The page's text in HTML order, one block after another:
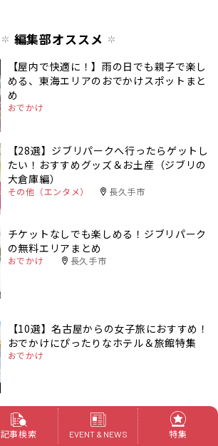
編集部オススメ
【屋内で快適に！】雨の日でも親子で楽し
める、東海エリアのおでかけスポットまと
め
おでかけ
【28選】ジブリパークへ行ったらゲットし
たい！おすすめグッズ＆お土産（ジブリの
大倉庫編）
その他（エンタメ） 長久手市
チケットなしでも楽しめる！ジブリパーク
の無料エリアまとめ
おでかけ 長久手市
【10選】名古屋からの女子旅におすすめ！
おでかけにぴったりなホテル＆旅館特集
おでかけ
記事検索 EVENT & NEWS 特集